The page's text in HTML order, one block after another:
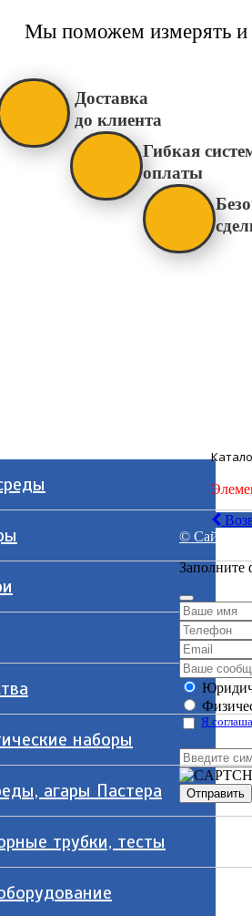
Мы поможем измерять и
Доставка
до клиента
Гибкая
оплаты
наборы
агары Пастера
трубки, тесты
© Сайт
Заполните
Я